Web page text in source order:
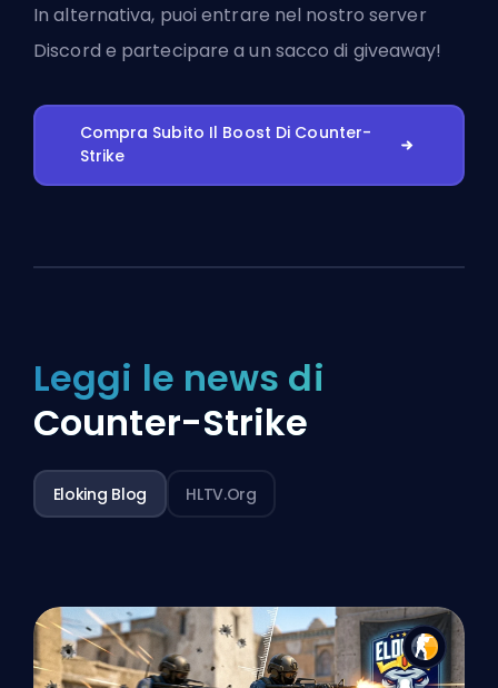
In alternativa, puoientrare nel nostro server
Discord e partecipare a un sacco di giveaway!
Compra Subito Il Boost Di Counter-
Strike
Leggi le news di
Counter-Strike
Eloking Blog HLTV.org